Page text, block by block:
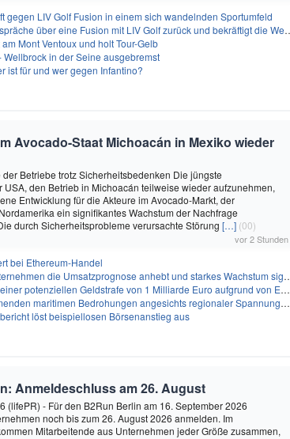
gegen LIV Golf Fusion in einem sich wandelnden Sportumfeld
über eine Fusion mit LIV Golf zurück und bekräftigt die Wettbewerbslandschaft
Mont Ventoux und holt Tour-Gelb
in der Seine ausgebremst
ist für und wer gegen Infantino?
Avocado-Staat Michoacán in Mexiko wieder
Betriebe trotz Sicherheitsbedenken Die jüngste
USA, den Betrieb in Michoacán teilweise wieder aufzunehmen,
Entwicklung für die Akteure im Avocado-Markt, der
ein signifikantes Wachstum der Nachfrage
durch Sicherheitsprobleme verursachte Störung […] (00)
vor 2 Stunden
bei Ethereum-Handel
die Umsatzprognose anhebt und starkes Wachstum signalisiert
Geldstrafe von 1 Milliarde Euro aufgrund von EU-Emissionsvorschriften gegenüber
maritimen Bedrohungen angesichts regionaler Spannungen gegenüber
löst beispiellosen Börsenanstieg aus
Anmeldeschluss am 26. August
(lifePR) - Für den B2Run Berlin am 16. September 2026
noch bis zum 26. August 2026 anmelden. Im
Mitarbeitende aus Unternehmen jeder Größe zusammen,